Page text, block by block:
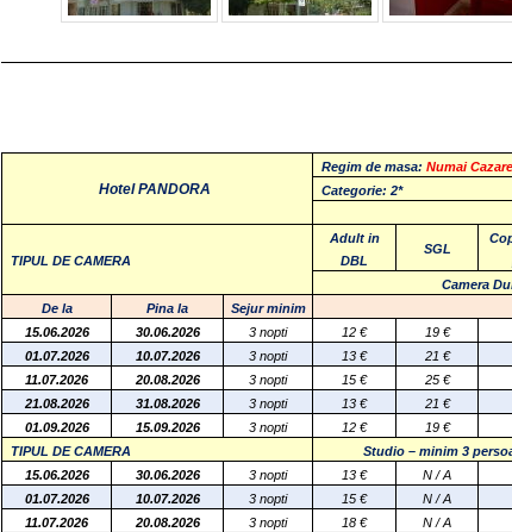
Hotel PANDORA
Regim de masa:Numai Cazare
Categorie: 2*
TIPUL DE CAMERA
Adult in
DBL
SGL
Camera
De la
Pina la
Sejur minim
15.06.2026
30.06.2026 3 nopti 12 € 19 €
01.07.2026
10.07.2026 3 nopti 13 € 21 €
11.07.2026
20.08.2026 3 nopti 15 € 25 €
21.08.2026
31.08.2026 3 nopti 13 € 21 €
01.09.2026
15.09.2026 3 nopti 12 € 19 €
TIPUL DE CAMERA
Studio – minim 3
15.06.2026
30.06.2026 3 nopti 13 € N / A
01.07.2026
10.07.2026 3 nopti 15 € N / A
11.07.2026
20.08.2026 3 nopti 18 € N / A